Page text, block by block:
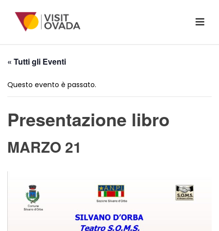
« Tutti gli Eventi
Questo evento è passato.
Presentazione libro
MARZO 21